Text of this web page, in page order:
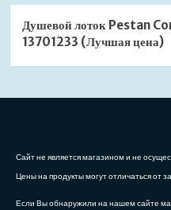
Душевой лоток Pestan
13701233 (Лучшая цена)
Сайт не является магазином и не
Цены на продукты могут отличаться от
Если Вы обнаружили на нашем сайте